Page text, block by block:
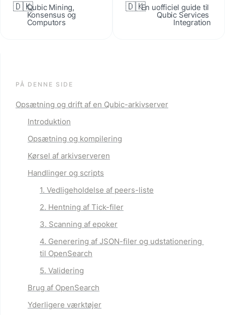
🇩🇰Qubic Mining,
Konsensus og
Computors
🇩🇰En uofficiel guide til
Qubic Services
Integration
PÅ DENNE SIDE
Opsætning og drift af en Qubic-arkivserver
Introduktion
Opsætning og kompilering
Kørsel af arkivserveren
Handlinger og scripts
1. Vedligeholdelse af peers-liste
2. Hentning af Tick-filer
3. Scanning af epoker
4. Generering af JSON-filer og udstationering
til OpenSearch
5. Validering
Brug af OpenSearch
Yderligere værktøjer